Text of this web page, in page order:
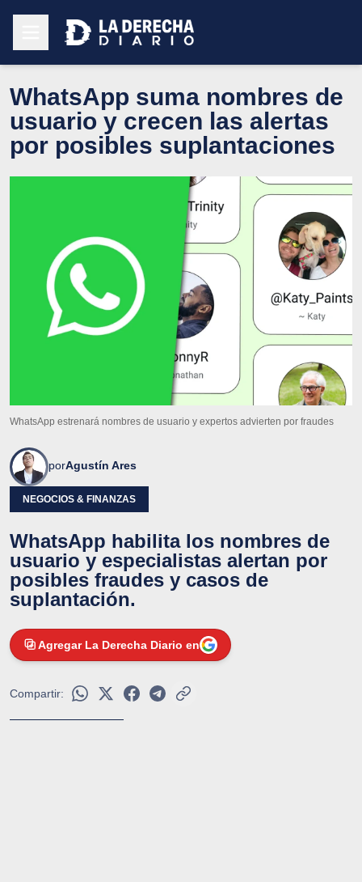
WhatsApp suma nombres de
usuario y crecen las alertas
por posibles suplantaciones
WhatsApp estrenará nombres de usuario y expertos advierten por fraudes
porAgustín Ares
NEGOCIOS & FINANZAS
WhatsApp habilita los nombres de
usuario y especialistas alertan por
posibles fraudes y casos de
suplantación.
Agregar La Derecha Diario en
Compartir: